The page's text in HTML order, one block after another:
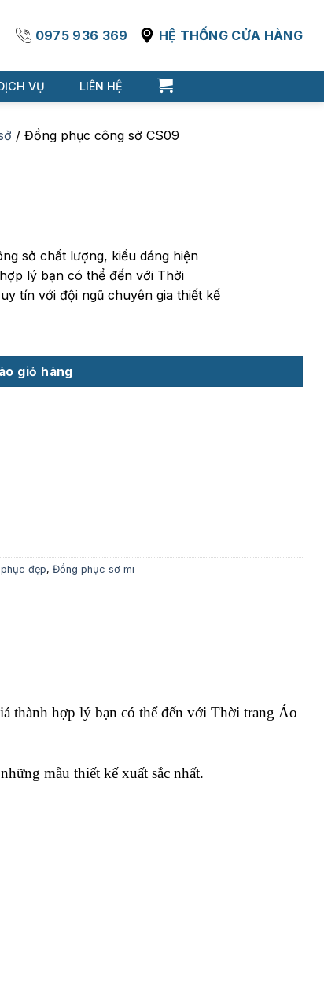
0975 936 369 HỆ THỐNG CỬA HÀNG
VỤ LIÊN HỆ
/ Đồng phục công sở CS09
sở chất lượng, kiểu dáng hiện
lý bạn có thể đến với Thời
tín với đội ngũ chuyên gia thiết kế
giỏ hàng
đẹp, Đồng phục sơ mi
thành hợp lý bạn có thể đến với Thời trang Áo
mẫu thiết kế xuất sắc nhất.